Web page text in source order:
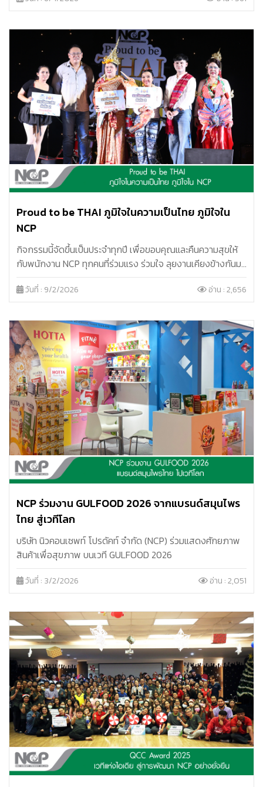
Proud to be THAI ภูมิใจในความเป็นไทย ภูมิใจใน
NCP
กิจกรรมนี้จัดขึ้นเป็นประจำทุกปี เพื่อขอบคุณและคืนความสุขให้
กับพนักงาน NCP ทุกคนที่ร่วมแรง ร่วมใจ ลุยงานเคียงข้างกันมา
ตลอดทั้งปี พร้อมสร้างขวัญกำลังใจ ความสามัคคี และพลังบวก
ให้ก้าวเดินไปด้วยกันอย่างมั่นคง
วันที่ : 9/2/2026 อ่าน : 2,656
NCP ร่วมงาน GULFOOD 2026 จากแบรนด์สมุนไพร
ไทย สู่เวทีโลก
บริษัท นิวคอนเซพท์ โปรดัคท์ จำกัด (NCP) ร่วมแสดงศักยภาพ
สินค้าเพื่อสุขภาพ บนเวที GULFOOD 2026
วันที่ : 3/2/2026 อ่าน : 2,051